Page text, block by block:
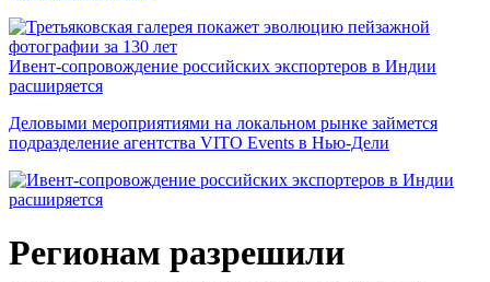
Ивент-сопровождение российских экспортеров в Индии
расширяется
Деловыми мероприятиями на локальном рынке займется
подразделение агентства VITO Events в Нью-Дели
Регионам разрешили